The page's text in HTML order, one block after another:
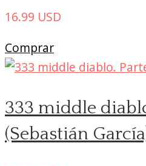
16.99 USD
Comprar
333 middle
(Sebastián